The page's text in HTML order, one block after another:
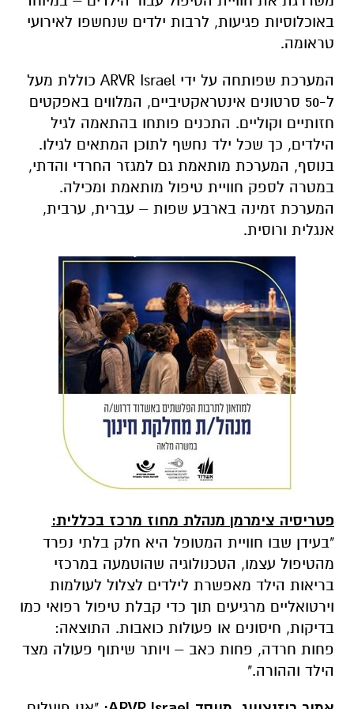
באוכלוסיות פגיעות, לרבות ילדים שנחשפו לאירועי
טראומה.
המערכת שפותחה על ידי ARVR Israel
כוללת מעל
ל-50 סרטונים אינטראקטיביים, המלווים באפקטים
חזותיים וקוליים. התכנים פותחו בהתאמה לגיל
הילדים, כך שכל ילד נחשף לתוכן המתאים לגילו.
בנוסף, המערכת מותאמת גם למגזר החרדי והדתי,
במטרה לספק חוויית טיפול מותאמת ומכילה.
המערכת זמינה בארבע שפות – עברית, ערבית,
אנגלית ורוסית.
פטריסיה צימרמן מנהלת מחוז מרכז בכללית:
"בעידן שבו חוויית המטופל היא חלק בלתי נפרד
מהטיפול עצמו, הטכנולוגיה שהוטמעה במרכזי
בריאות הילד מאפשרת לילדים לצלול לעולמות
וירטואליים מרגיעים תוך כדי קבלת טיפול רפואי כמו
בדיקות, חיסונים או פעולות כואבות. התוצאה:
פחות חרדה, פחות כאב – ויותר שיתוף פעולה מצד
הילד וההורה."